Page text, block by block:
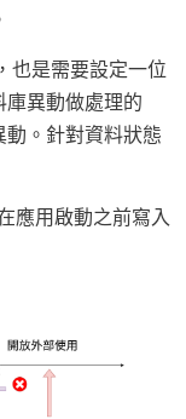
也是需要設定一位
異動做處理的
動。針對資料狀態
應用啟動之前寫入